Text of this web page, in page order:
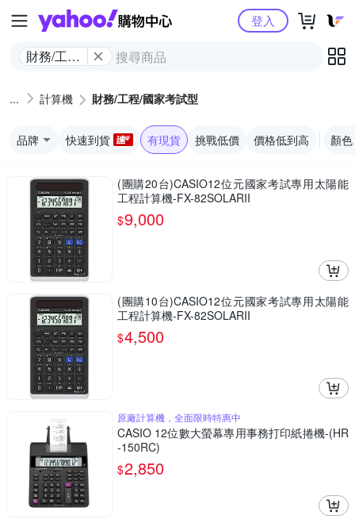
Yahoo購物中心
財務/工程/
型
登入
計算機 財務/工程/國家考試型
品牌 快速到貨 有現貨 挑戰低價 價格低到高 顏色
(團購20台)CASIO12位元國家考試專用太陽能
工程計算機-FX-82SOLARII
$9,000
(團購10台)CASIO12位元國家考試專用太陽能
工程計算機-FX-82SOLARII
$4,500
原廠計算機，全面限時特惠中
CASIO 12位數大螢幕專用事務打印紙捲機-(HR
-150RC)
$2,850